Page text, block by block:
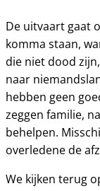
De uitvaart gaat
komma staan,
die niet dood
naar
hebben geen
zeggen familie,
behelpen.
overledene de
We kijken terug